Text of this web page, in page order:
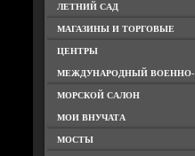
ЛЕТНИЙ САД
МАГАЗИНЫ И ТОРГОВЫЕ
ЦЕНТРЫ
МЕЖДУНАРОДНЫЙ ВОЕННО-
МОРСКОЙ САЛОН
МОИ ВНУЧАТА
МОСТЫ